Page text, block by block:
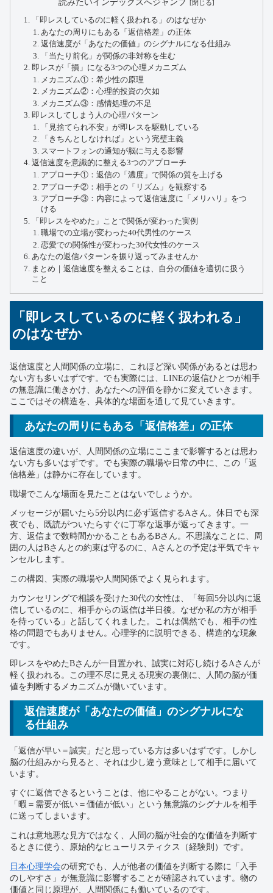
読みたいインデックスへジャンプ
「即レスしているのに軽く扱われる」のはなぜか
あなたの周りにもある「返信格差」の正体
返信速度が「あなたの価値」のシグナルになる仕組み
「当たり前化」が関係の非対称を生む
即レスが「損」になる3つの心理メカニズム
メカニズム①：希少性の原理
メカニズム②：心理的投資の欠如
メカニズム③：感情処理の不足
即レスしてしまう人の心理パターン
「見捨てられ不安」が即レスを駆動している
「きちんとしなければ」という完璧主義
スマートフォンの通知が脳に与える影響
返信速度を意識的に整える3つのアプローチ
アプローチ①：返信の「濃度」で関係の質を上げる
アプローチ②：相手との「リズム」を観察する
アプローチ③：内容によって返信速度に「メリハリ」をつ
ける
「即レスをやめた」ことで関係が変わった実例
職場での立場が変わった40代男性のケース
恋愛での関係性が変わった30代女性のケース
あなたの返信パターンを振り返ってみませんか
まとめ｜返信速度を整えることは、自分の価値を適切に扱う
こと
「即レスしているのに軽く扱われる」
のはなぜか
返信速度と人間関係の立場に、これほど深い関係があるとは思わ
ない方も多いはずです。でも実際には、LINEの返信ひとつが相手
の無意識に働きかけ、あなたへの評価を静かに変えていきます。
ここではその構造を、具体的な場面を通して見ていきます。
あなたの周りにもある「返信格差」の正体
返信速度の違いが、人間関係の立場にここまで影響するとは思わ
ない方も多いはずです。でも実際の職場や日常の中に、この「返
信格差」は静かに存在しています。
職場でこんな場面を見たことはないでしょうか。
メッセージが届いたら5分以内に必ず返信するAさん。休日でも深
夜でも、既読がついたらすぐに丁寧な返事が返ってきます。一
方、返信まで数時間かかることもあるBさん。不思議なことに、周
囲の人はBさんとの約束は守るのに、Aさんとの予定は平気でキャ
ンセルします。
この構図、実際の職場や人間関係でよく見られます。
カウンセリングで相談を受けた30代の女性は、「毎回5分以内に返
信しているのに、相手からの返信は半日後。なぜか私の方が相手
を待っている」と話してくれました。これは偶然でも、相手の性
格の問題でもありません。心理学的に説明できる、構造的な現象
です。
即レスをやめたBさんが一目置かれ、誠実に対応し続けるAさんが
軽く扱われる。この理不尽に見える現実の裏側に、人間の脳が価
値を判断するメカニズムが働いています。
返信速度が「あなたの価値」のシグナルにな
る仕組み
「返信が早い＝誠実」だと思っている方は多いはずです。しかし
脳の仕組みから見ると、それは少し違う意味として相手に届いて
います。
すぐに返信できるということは、他にやることがない。つまり
「暇＝需要が低い＝価値が低い」という無意識のシグナルを相手
に送ってしまいます。
これは意地悪な見方ではなく、人間の脳が社会的な価値を判断す
るときに使う、原始的なヒューリスティクス（経験則）です。
日本心理学会の研究でも、人が他者の価値を判断する際に「入手
のしやすさ」が無意識に影響することが確認されています。物の
価値と同じ原理が、人間関係にも働いているのです。